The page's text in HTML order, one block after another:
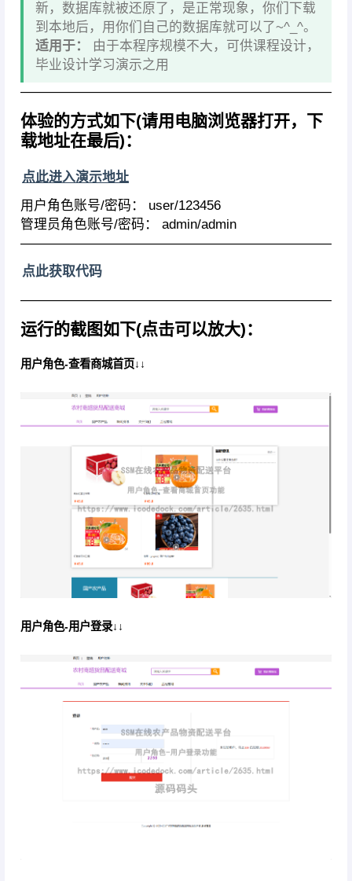
新，数据库就被还原了，是正常现象，你们下载
到本地后，用你们自己的数据库就可以了~^_^。
适用于：
由于本程序规模不大，可供课程设计，
毕业设计学习演示之用
体验的方式如下(请用电脑浏览器打开，下
载地址在最后)：
点此进入演示地址
用户角色账号/密码： user/123456
管理员角色账号/密码： admin/admin
点此获取代码
运行的截图如下(点击可以放大)：
用户角色-查看商城首页↓↓
用户角色-用户登录↓↓